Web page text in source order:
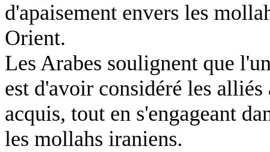
d'apaisement envers les
Orient.
Les Arabes soulignent que
est d'avoir considéré les
acquis, tout en s'engageant
les mollahs iraniens.